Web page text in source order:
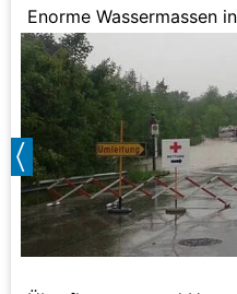
Enorme Wassermassen